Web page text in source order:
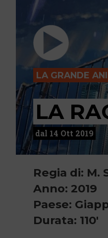
LA GRANDE
LA
dal 14 Ott 2019
Regia di: M.
Anno: 2019
Paese:
Durata: 110'